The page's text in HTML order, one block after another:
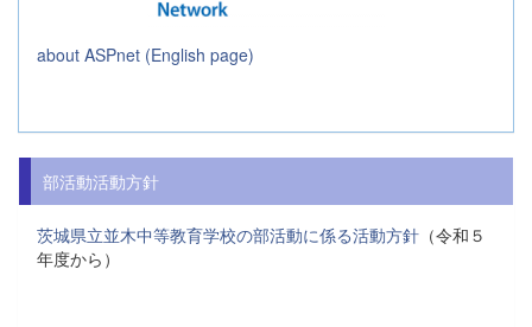
about ASPnet (English page)
部活動活動方針
茨城県立並木中等教育学校の部活動に係る活動方針 （令和５
年度から）